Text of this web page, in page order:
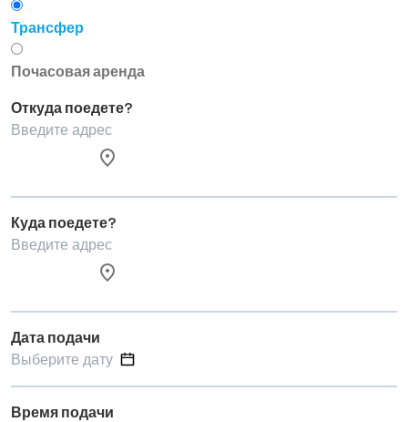
Трансфер
Почасовая аренда
Откуда поедете?
Куда поедете?
Дата подачи
Время подачи